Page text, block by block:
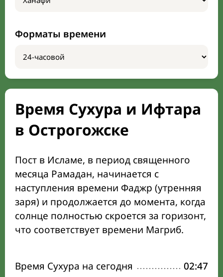
Форматы времени
Время Сухура и Ифтара
в Острогожске
Пост в Исламе, в период священного
месяца Рамадан, начинается с
наступления времени Фаджр (утренняя
заря) и продолжается до момента, когда
солнце полностью скроется за горизонт,
что соответствует времени Магриб.
Время Сухура на сегодня 02:47